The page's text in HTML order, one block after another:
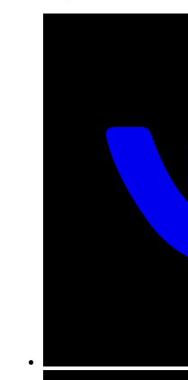
+7 (831) 290-86-98